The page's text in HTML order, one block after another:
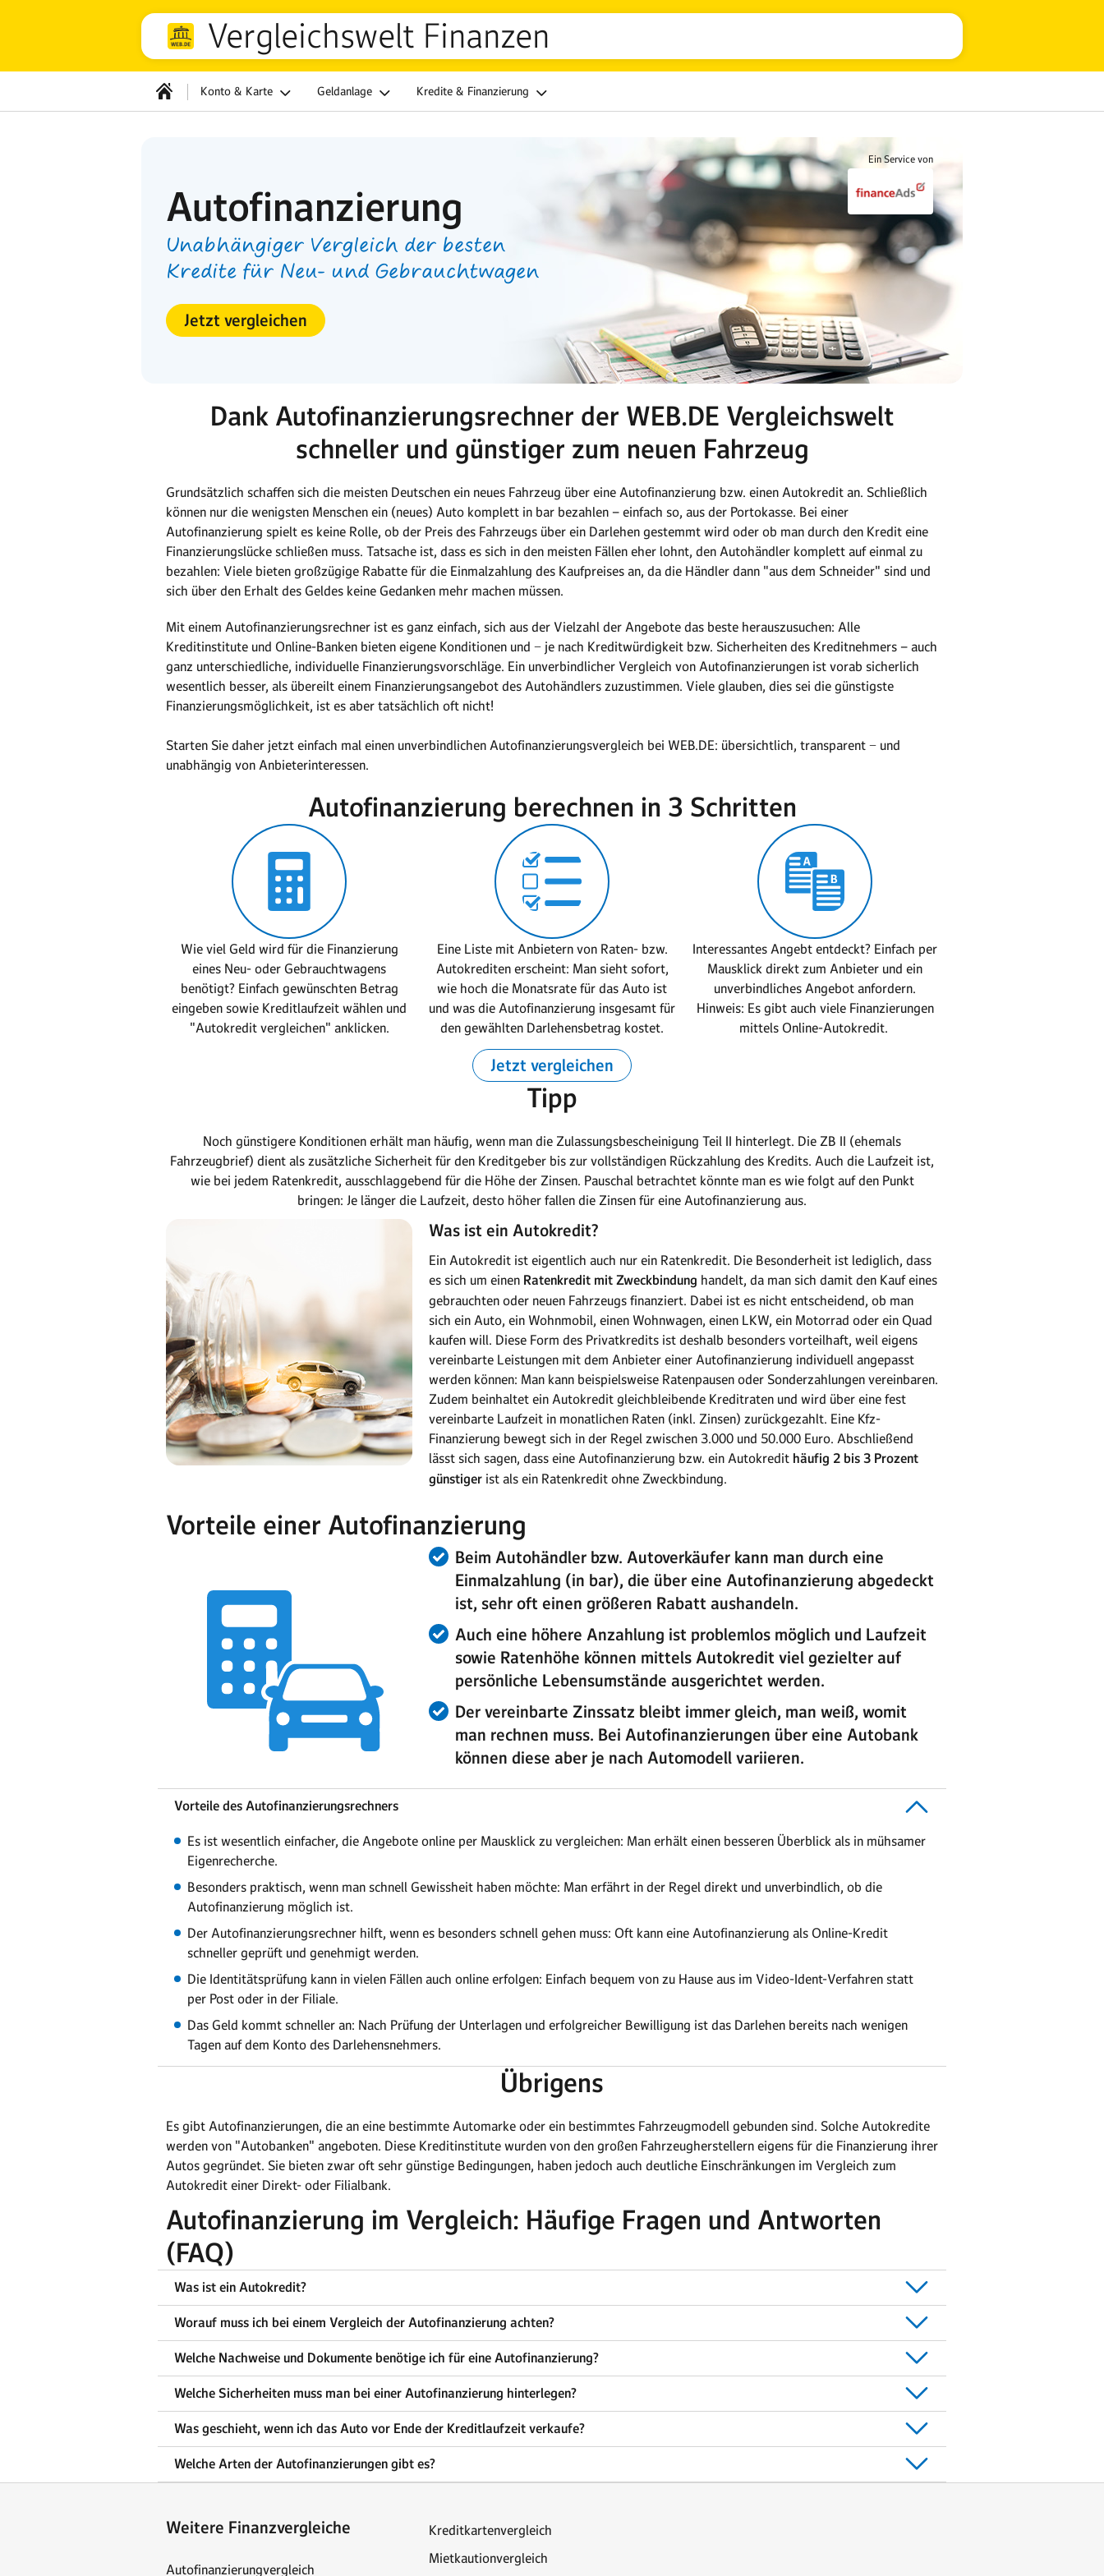
Vergleichswelt Finanzen
Konto & Karte Geldanlage Kredite & Finanzierung
Ein Service von
Autofinanzierung
Unabhängiger Vergleich der besten
Kredite für Neu- und Gebrauchtwagen
Jetzt vergleichen
Dank Autofinanzierungsrechner der WEB.DE Vergleichswelt
schneller und günstiger zum neuen Fahrzeug
Grundsätzlich schaffen sich die meisten Deutschen ein neues Fahrzeug über eine Autofinanzierung bzw. einen Autokredit an. Schließlich
können nur die wenigsten Menschen ein (neues) Auto komplett in bar bezahlen – einfach so, aus der Portokasse. Bei einer
Autofinanzierung spielt es keine Rolle, ob der Preis des Fahrzeugs über ein Darlehen gestemmt wird oder ob man durch den Kredit eine
Finanzierungslücke schließen muss. Tatsache ist, dass es sich in den meisten Fällen eher lohnt, den Autohändler komplett auf einmal zu
bezahlen: Viele bieten großzügige Rabatte für die Einmalzahlung des Kaufpreises an, da die Händler dann "aus dem Schneider" sind und
sich über den Erhalt des Geldes keine Gedanken mehr machen müssen.
Mit einem Autofinanzierungsrechner ist es ganz einfach, sich aus der Vielzahl der Angebote das beste herauszusuchen: Alle
Kreditinstitute und Online-Banken bieten eigene Konditionen und − je nach Kreditwürdigkeit bzw. Sicherheiten des Kreditnehmers – auch
ganz unterschiedliche, individuelle Finanzierungsvorschläge. Ein unverbindlicher Vergleich von Autofinanzierungen ist vorab sicherlich
wesentlich besser, als übereilt einem Finanzierungsangebot des Autohändlers zuzustimmen. Viele glauben, dies sei die günstigste
Finanzierungsmöglichkeit, ist es aber tatsächlich oft nicht!
Starten Sie daher jetzt einfach mal einen unverbindlichen Autofinanzierungsvergleich bei WEB.DE: übersichtlich, transparent − und
unabhängig von Anbieterinteressen.
Autofinanzierung berechnen in 3 Schritten
Wie viel Geld wird für die Finanzierung
eines Neu- oder Gebrauchtwagens
benötigt? Einfach gewünschten Betrag
eingeben sowie Kreditlaufzeit wählen und
"Autokredit vergleichen" anklicken.
Eine Liste mit Anbietern von Raten- bzw.
Autokrediten erscheint: Man sieht sofort,
wie hoch die Monatsrate für das Auto ist
und was die Autofinanzierung insgesamt für
den gewählten Darlehensbetrag kostet.
Jetzt vergleichen
Interessantes Angebt entdeckt? Einfach per
Mausklick direkt zum Anbieter und ein
unverbindliches Angebot anfordern.
Hinweis: Es gibt auch viele Finanzierungen
mittels Online-Autokredit.
Tipp
Noch günstigere Konditionen erhält man häufig, wenn man die Zulassungsbescheinigung Teil II hinterlegt. Die ZB II (ehemals
Fahrzeugbrief) dient als zusätzliche Sicherheit für den Kreditgeber bis zur vollständigen Rückzahlung des Kredits. Auch die Laufzeit ist,
wie bei jedem Ratenkredit, ausschlaggebend für die Höhe der Zinsen. Pauschal betrachtet könnte man es wie folgt auf den Punkt
bringen: Je länger die Laufzeit, desto höher fallen die Zinsen für eine Autofinanzierung aus.
Was ist ein Autokredit?
Ein Autokredit ist eigentlich auch nur ein Ratenkredit. Die Besonderheit ist lediglich, dass
es sich um einen Ratenkredit mit Zweckbindung handelt, da man sich damit den Kauf eines
gebrauchten oder neuen Fahrzeugs finanziert. Dabei ist es nicht entscheidend, ob man
sich ein Auto, ein Wohnmobil, einen Wohnwagen, einen LKW, ein Motorrad oder ein Quad
kaufen will. Diese Form des Privatkredits ist deshalb besonders vorteilhaft, weil eigens
vereinbarte Leistungen mit dem Anbieter einer Autofinanzierung individuell angepasst
werden können: Man kann beispielsweise Ratenpausen oder Sonderzahlungen vereinbaren.
Zudem beinhaltet ein Autokredit gleichbleibende Kreditraten und wird über eine fest
vereinbarte Laufzeit in monatlichen Raten (inkl. Zinsen) zurückgezahlt. Eine Kfz-
Finanzierung bewegt sich in der Regel zwischen 3.000 und 50.000 Euro. Abschließend
lässt sich sagen, dass eine Autofinanzierung bzw. ein Autokredit häufig 2 bis 3 Prozent
günstiger ist als ein Ratenkredit ohne Zweckbindung.
Vorteile einer Autofinanzierung
Beim Autohändler bzw. Autoverkäufer kann man durch eine
Einmalzahlung (in bar), die über eine Autofinanzierung abgedeckt
ist, sehr oft einen größeren Rabatt aushandeln.
Auch eine höhere Anzahlung ist problemlos möglich und Laufzeit
sowie Ratenhöhe können mittels Autokredit viel gezielter auf
persönliche Lebensumstände ausgerichtet werden.
Der vereinbarte Zinssatz bleibt immer gleich, man weiß, womit
man rechnen muss. Bei Autofinanzierungen über eine Autobank
können diese aber je nach Automodell variieren.
Vorteile des Autofinanzierungsrechners
Es ist wesentlich einfacher, die Angebote online per Mausklick zu vergleichen: Man erhält einen besseren Überblick als in mühsamer
Eigenrecherche.
Besonders praktisch, wenn man schnell Gewissheit haben möchte: Man erfährt in der Regel direkt und unverbindlich, ob die
Autofinanzierung möglich ist.
Der Autofinanzierungsrechner hilft, wenn es besonders schnell gehen muss: Oft kann eine Autofinanzierung als Online-Kredit
schneller geprüft und genehmigt werden.
Die Identitätsprüfung kann in vielen Fällen auch online erfolgen: Einfach bequem von zu Hause aus im Video-Ident-Verfahren statt
per Post oder in der Filiale.
Das Geld kommt schneller an: Nach Prüfung der Unterlagen und erfolgreicher Bewilligung ist das Darlehen bereits nach wenigen
Tagen auf dem Konto des Darlehensnehmers.
Übrigens
Es gibt Autofinanzierungen, die an eine bestimmte Automarke oder ein bestimmtes Fahrzeugmodell gebunden sind. Solche Autokredite
werden von "Autobanken" angeboten. Diese Kreditinstitute wurden von den großen Fahrzeugherstellern eigens für die Finanzierung ihrer
Autos gegründet. Sie bieten zwar oft sehr günstige Bedingungen, haben jedoch auch deutliche Einschränkungen im Vergleich zum
Autokredit einer Direkt- oder Filialbank.
Autofinanzierung im Vergleich: Häufige Fragen und Antworten
(FAQ)
Was ist ein Autokredit?
Worauf muss ich bei einem Vergleich der Autofinanzierung achten?
Welche Nachweise und Dokumente benötige ich für eine Autofinanzierung?
Welche Sicherheiten muss man bei einer Autofinanzierung hinterlegen?
Was geschieht, wenn ich das Auto vor Ende der Kreditlaufzeit verkaufe?
Welche Arten der Autofinanzierungen gibt es?
Weitere Finanzvergleiche
Autofinanzierungvergleich
Kreditkartenvergleich
Mietkautionvergleich